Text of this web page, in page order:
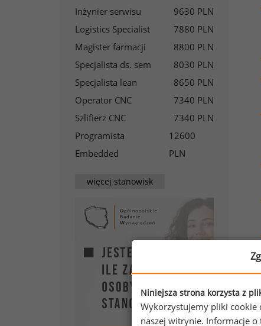
Inżynier serwisu
9630 PLN
Logistics Specialist
7880 PLN
Magister farmacji
8800 PLN
Specjalista ds. sem
8030 PLN
Specjalista lean
8650 PLN
Operator CNC
7340 PLN
Szlifierz CNC
7340 PLN
Programista
Embedded
12600
PLN
więcej stanowisk
Niniejsza strona korzysta z
Wykorzystujemy pliki cookie
naszej witrynie. Informacje